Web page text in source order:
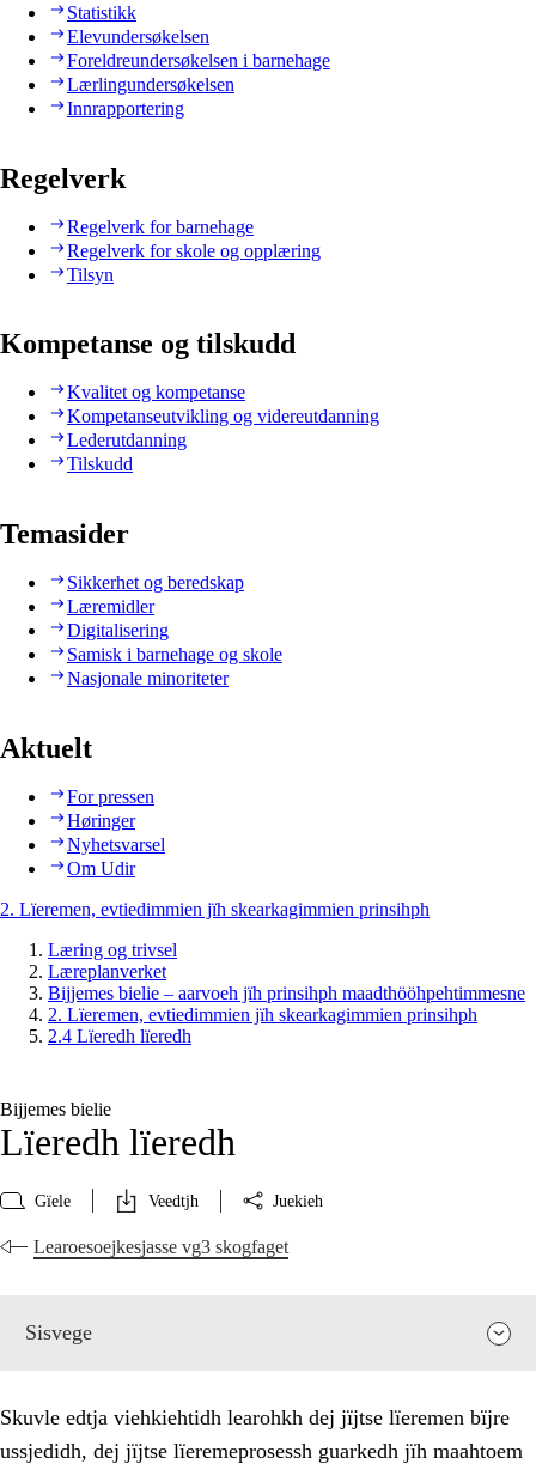
Statistikk
Elevundersøkelsen
Foreldreundersøkelsen i barnehage
Lærlingundersøkelsen
Innrapportering
Regelverk
Regelverk for barnehage
Regelverk for skole og opplæring
Tilsyn
Kompetanse og tilskudd
Kvalitet og kompetanse
Kompetanseutvikling og videreutdanning
Lederutdanning
Tilskudd
Temasider
Sikkerhet og beredskap
Læremidler
Digitalisering
Samisk i barnehage og skole
Nasjonale minoriteter
Aktuelt
For pressen
Høringer
Nyhetsvarsel
Om Udir
2. Lïeremen, evtiedimmien jïh skearkagimmien prinsihph
Læring og trivsel
Læreplanverket
Bijjemes bielie – aarvoeh jïh prinsihph maadthööhpehtimmesne
2. Lïeremen, evtiedimmien jïh skearkagimmien prinsihph
2.4 Lïeredh lïeredh
Bijjemes bielie
Lïeredh lïeredh
Gïele Veedtjh Juekieh
Learoesoejkesjasse vg3 skogfaget
Sisvege
Skuvle edtja viehkiehtidh learohkh dej jïjtse lïeremen bïjre
ussjedidh, dej jïjtse lïeremeprosessh guarkedh jïh maahtoem